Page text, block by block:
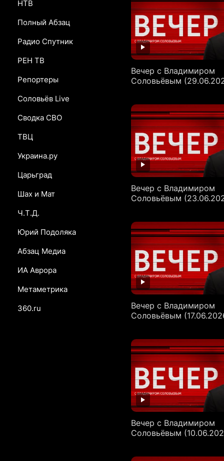
НТВ
Полный Абзац
Радио Спутник
РЕН ТВ
Репортеры
Соловьёв Live
Сводка СВО
ТВЦ
Украина.ру
Царьград
Шах и Мат
Ч.Т.Д.
Юрий Подоляка
Абзац Медиа
ИА Аврора
Метаметрика
360.ru
Вечер с Владимиром
Соловьёвым
Вечер с Владимиром
Соловьёвым
Вечер с Владимиром
Соловьёвым
Вечер с Владимиром
Соловьёвым